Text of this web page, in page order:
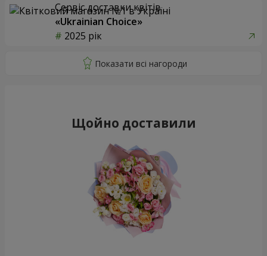
Сервіс доставки квітів
«Ukrainian Choice»
2025 рік
Щойно доставили